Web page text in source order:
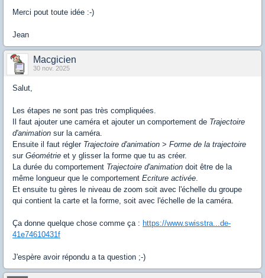
Merci pout toute idée :-)
Jean
Macgicien
30 nov. 2025
Salut,
Les étapes ne sont pas très compliquées.
Il faut ajouter une caméra et ajouter un comportement de Trajectoire
d'animation sur la caméra.
Ensuite il faut régler Trajectoire d'animation > Forme de la trajectoire
sur Géométrie et y glisser la forme que tu as créer.
La durée du comportement Trajectoire d'animation doit être de la
même longueur que le comportement Ecriture activée.
Et ensuite tu gères le niveau de zoom soit avec l'échelle du groupe
qui contient la carte et la forme, soit avec l'échelle de la caméra.
Ça donne quelque chose comme ça : https://www.swisstra...de-
41e74610431f
J'espère avoir répondu a ta question ;-)